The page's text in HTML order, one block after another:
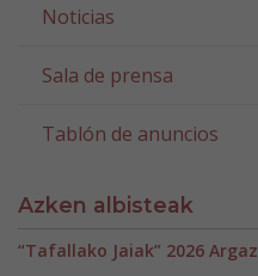
Noticias
Sala de prensa
Tablón de anuncios
Azken albisteak
“Tafallako Jaiak” 2026